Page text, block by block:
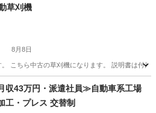
草刈機
8月8日
こちら中古の草刈機になります。 説明書は付
その他
収43万円・派遣社員≫自動車系工場
工・プレス 交替制